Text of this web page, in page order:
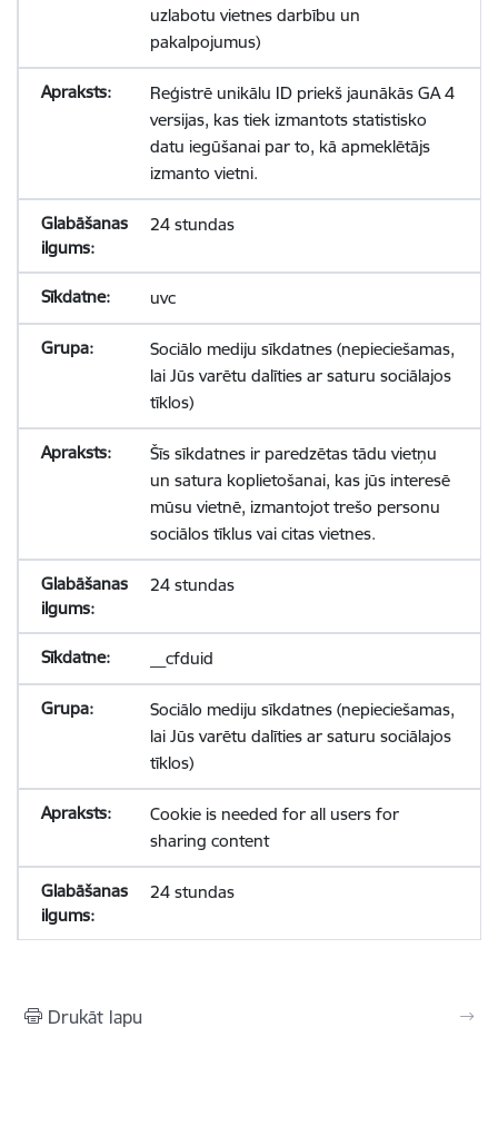
uzlabotu vietnes darbību un
pakalpojumus)
Reģistrē unikālu ID priekš jaunākās GA 4
versijas, kas tiek izmantots statistisko
datu iegūšanai par to, kā apmeklētājs
izmanto vietni.
24 stundas
uvc
Sociālo mediju sīkdatnes (nepieciešamas,
lai Jūs varētu dalīties ar saturu sociālajos
tīklos)
Šīs sīkdatnes ir paredzētas tādu vietņu
un satura koplietošanai, kas jūs interesē
mūsu vietnē, izmantojot trešo personu
sociālos tīklus vai citas vietnes.
24 stundas
__cfduid
Sociālo mediju sīkdatnes (nepieciešamas,
lai Jūs varētu dalīties ar saturu sociālajos
tīklos)
Cookie is needed for all users for
sharing content
24 stundas
Drukāt lapu